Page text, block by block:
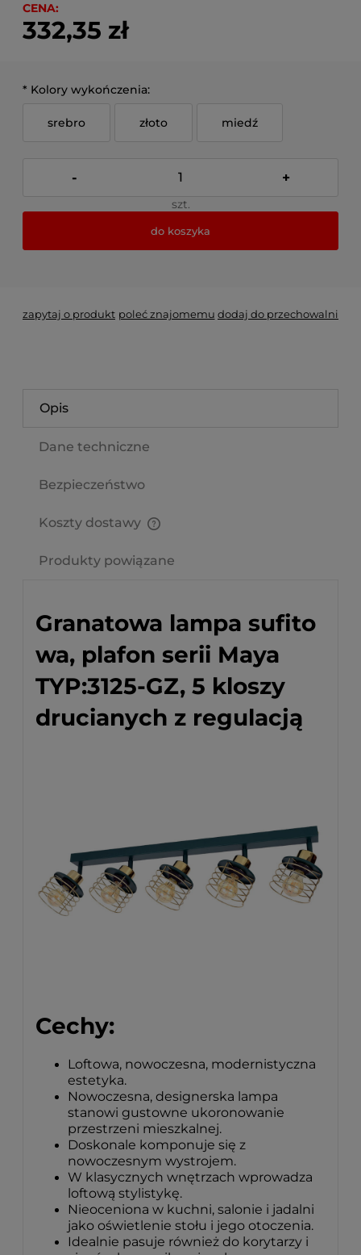
CENA:
332,35 zł
* Kolory wykończenia:
srebro złoto miedź
- +
szt.
do koszyka
zapytaj o produkt poleć znajomemu dodaj do przechowalni
Opis
Dane techniczne
Bezpieczeństwo
Koszty dostawy
Produkty powiązane
Granatowa lampa sufito
wa, plafon serii Maya
TYP:3125-GZ, 5 kloszy
drucianych z regulacją
Cechy:
Loftowa, nowoczesna, modernistyczna
estetyka.
Nowoczesna, designerska lampa
stanowi gustowne ukoronowanie
przestrzeni mieszkalnej.
Doskonale komponuje się z
nowoczesnym wystrojem.
W klasycznych wnętrzach wprowadza
loftową stylistykę.
Nieoceniona w kuchni, salonie i jadalni
jako oświetlenie stołu i jego otoczenia.
Idealnie pasuje również do korytarzy i